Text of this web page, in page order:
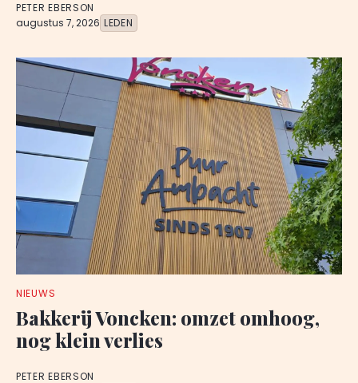
PETER EBERSON
augustus 7, 2026 LEDEN
NIEUWS
Bakkerij Voncken: omzet omhoog,
nog klein verlies
PETER EBERSON